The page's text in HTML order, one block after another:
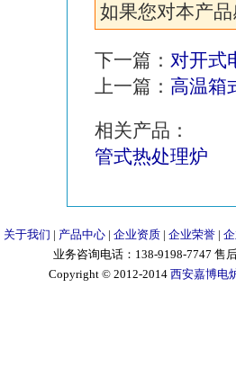
如果您对本产
下一篇： 对开式
上一篇： 高温箱
相关产品：
管式热处理炉
关于我们 | 产品中心| 企业资质| 企业荣誉|
业务咨询电话：138-9198-7747 售
Copyright © 2012-2014 西安嘉博电